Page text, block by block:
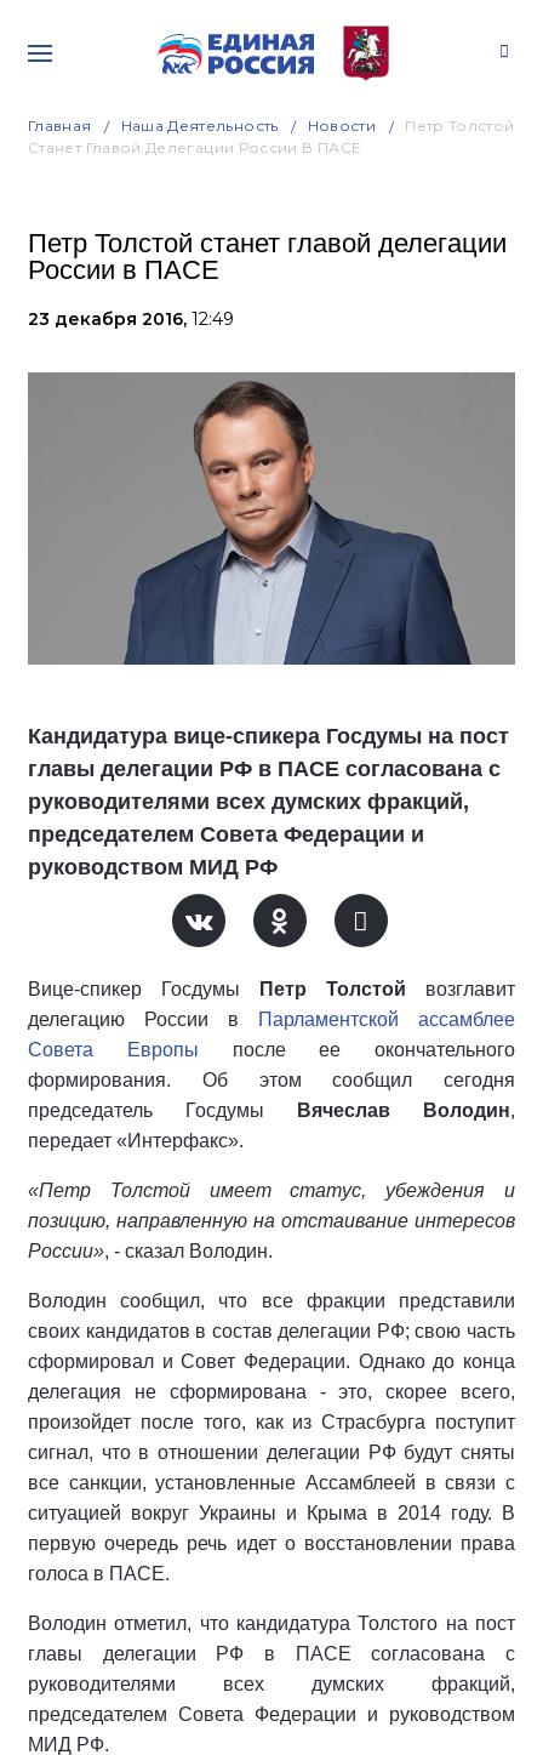
Главная Наша Деятельность Новости
Петр Толстой
Станет Главой Делегации России В ПАСЕ
Петр Толстой станет главой делегации
России в ПАСЕ
23 декабря 2016, 12:49
Кандидатура вице-спикера Госдумы на пост
главы делегации РФ в ПАСЕ согласована с
руководителями всех думских фракций,
председателем Совета Федерации и
руководством МИД РФ
Вице-спикер Госдумы Петр Толстой возглавит
делегацию России в
Парламентской ассамблее
Совета Европы после ее окончательного
формирования. Об этом сообщил сегодня
председатель Госдумы
Вячеслав Володин,
передает «Интерфакс».
«Петр Толстой имеет статус, убеждения и
позицию, направленную на отстаивание интересов
России», - сказал Володин.
Володин сообщил, что все фракции представили
своих кандидатов в состав делегации РФ; свою часть
сформировал и Совет Федерации. Однако до конца
делегация не сформирована - это, скорее всего,
произойдет после того, как из Страсбурга поступит
сигнал, что в отношении делегации РФ будут сняты
все санкции, установленные Ассамблеей в связи с
ситуацией вокруг Украины и Крыма в 2014 году. В
первую очередь речь идет о восстановлении права
голоса в ПАСЕ.
Володин отметил, что кандидатура Толстого на пост
главы делегации РФ в ПАСЕ согласована с
руководителями всех думских фракций,
председателем Совета Федерации и руководством
МИД РФ.